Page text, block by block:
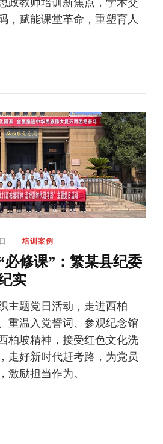
政教师培训新焦点，学术交
，赋能课堂革命，重塑育人
培训案例
必修课”：繁某县纪委
实
主题党日活动，走进西柏
重温入党誓词、参观纪念馆
柏坡精神，接受红色文化洗
走好新时代赶考路，为党员
激励担当作为。